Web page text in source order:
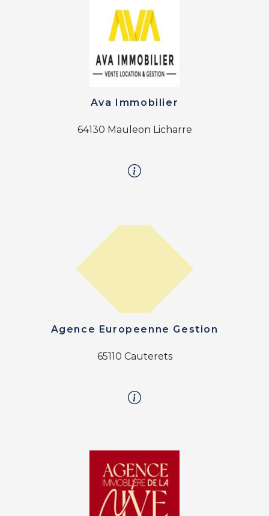
Ava Immobilier
64130 Mauleon Licharre
Agence Europeenne Gestion
65110 Cauterets